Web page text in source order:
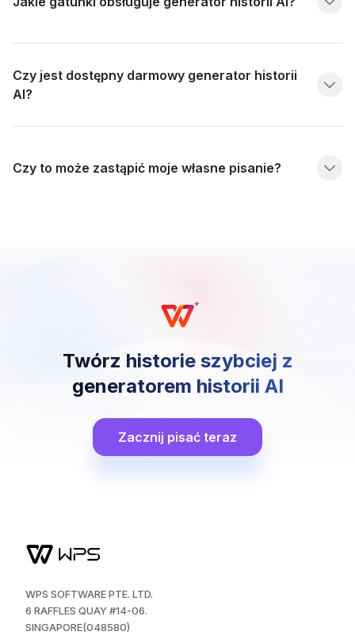
Czy jest dostępny darmowy generator historii
AI?
Czy to może zastąpić moje własne pisanie?
Twórz historie szybciej z
generatorem historii AI
Zacznij pisać teraz
WPS SOFTWARE PTE. LTD.
6 RAFFLES QUAY #14-06.
SINGAPORE(048580)